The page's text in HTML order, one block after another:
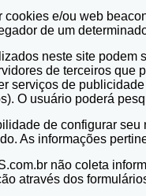
cookies e/ou web
de um
neste site podem
de terceiros que
serviços de
O usuário poderá
de configurar
As informações
não coleta
através dos